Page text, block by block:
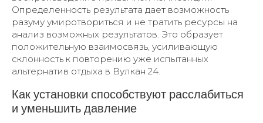
Определенность результата дает возможность
разуму умиротвориться и не тратить ресурсы на
анализ возможных результатов. Это образует
положительную взаимосвязь, усиливающую
склонность к повторению уже испытанных
альтернатив отдыха в Вулкан 24.
Как установки способствуют расслабиться
и уменьшить давление